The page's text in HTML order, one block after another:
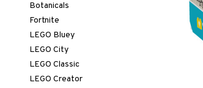
T-paidat
Schleich-Hevoset
Schleich-Wild Life
Zhu Zhu Pets
Botanicals
Fortnite
LEGO Bluey
LEGO City
LEGO Classic
LEGO Creator